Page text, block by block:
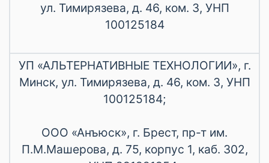
ул. Тимирязева, д. 46, ком. 3, УНП
100125184
УП «АЛЬТЕРНАТИВНЫЕ ТЕХНОЛОГИИ», г.
Минск, ул. Тимирязева, д. 46, ком. 3, УНП
100125184;
ООО «Анъюск», г. Брест, пр-т им.
П.М.Машерова, д. 75, корпус 1, каб. 302,